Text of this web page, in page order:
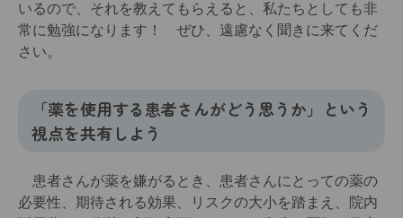
いるので、それを教えてもらえると、私たちとしても非
常に勉強になります！ ぜひ、遠慮なく聞きに来てくだ
さい。
「薬を使用する患者さんがどう思うか」という
視点を共有しよう
患者さんが薬を嫌がるとき、患者さんにとっての薬の
必要性、期待される効果、リスクの大小を踏まえ、院内